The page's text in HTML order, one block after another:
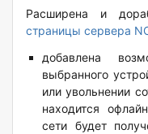
Расширена и
страницы сервера
добавлена
выбранного
или увольнении
находится
сети будет